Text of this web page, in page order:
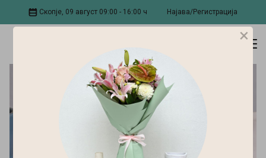
Скопје, 09 август 09:00 - 16:00 ч Најава/Регистрација
×